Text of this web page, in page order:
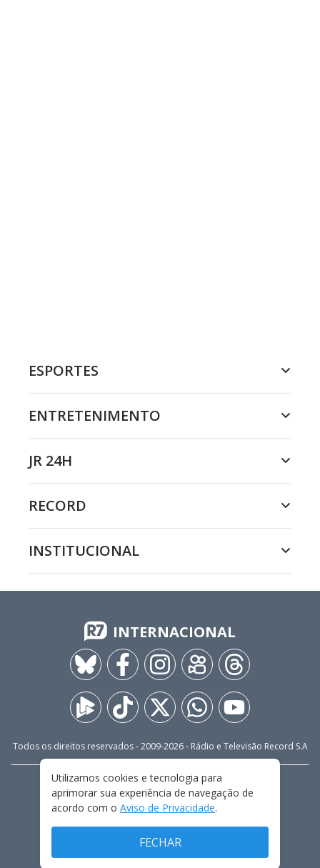
ESPORTES
ENTRETENIMENTO
JR 24H
RECORD
INSTITUCIONAL
INTERNACIONAL
Todos os direitos reservados - 2009-2026- Rádio e Televisão Record S.A
FALE CONOSCO
PRIVACIDADE
TERMOS E CONDIÇÕES DE USO
Utilizamos cookies e tecnologia para
aprimorar sua experiência de navegação de
acordo com o Aviso de Privacidade.
FECHAR